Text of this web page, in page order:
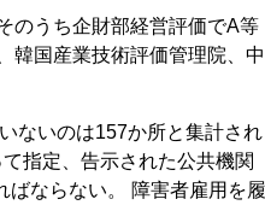
のうち企財部経営評価でA等
韓国産業技術評価管理院、中
ないのは157か所と集計され
指定、告示された公共機関
ばならない。 障害者雇用を履